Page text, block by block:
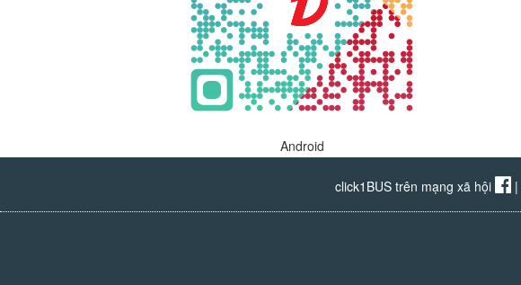
Android
click1BUS trên mạng xã hội |